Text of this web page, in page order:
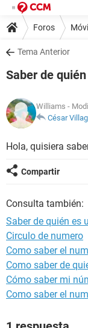
Foros
Tema Anterior
Saber de
Williams -
César
Hola, quisiera
Compartir
Consulta también:
Saber de quién es
Circulo de numero
Como saber el
Como saber de
Cómo saber mi
Como saber el